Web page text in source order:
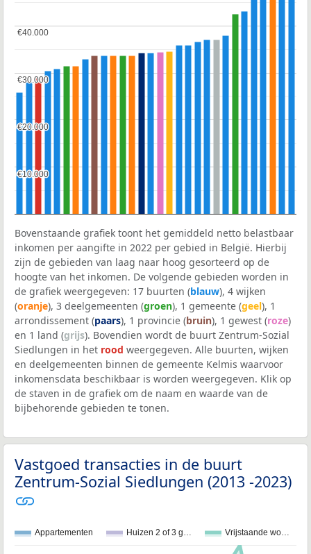
€10.000
€10.000
€20.000
€20.000
€30.000
€30.000
€40.000
€40.000
Bovenstaande grafiek toont het gemiddeld netto belastbaar
inkomen per aangifte in 2022 per gebied in België. Hierbij
zijn de gebieden van laag naar hoog gesorteerd op de
hoogte van het inkomen. De volgende gebieden worden in
de grafiek weergegeven: 17 buurten (blauw), 4 wijken
(oranje), 3 deelgemeenten (groen), 1 gemeente (geel), 1
arrondissement (paars), 1 provincie (bruin), 1 gewest (roze)
en 1 land (grijs). Bovendien wordt de buurt Zentrum-Sozial
Siedlungen in het rood weergegeven. Alle buurten, wijken
en deelgemeenten binnen de gemeente Kelmis waarvoor
inkomensdata beschikbaar is worden weergegeven. Klik op
de staven in de grafiek om de naam en waarde van de
bijbehorende gebieden te tonen.
Vastgoed transacties in de buurt
Zentrum-Sozial Siedlungen (2013 -2023)
Appartementen Huizen 2 of 3 g… Vrijstaande wo…